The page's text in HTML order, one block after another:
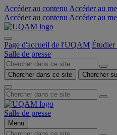
Accéder au contenu Accéder au
Accéder au contenu Accéder au
Page d'accueil de l'UQAM
Salle de presse
Chercher dans ce site Chercher
Salle de presse
Menu